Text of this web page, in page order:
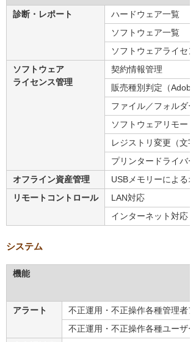
診断・レポート
ハードウェア一覧
ソフトウェア一覧
ソフトウェアライセ
ソフトウェア
ライセンス管理
契約情報管理
販売種別判定（
ファイル／フォルダー
ソフトウェアリモー
レジストリ変更（文字
プリンタードライバ
オフライン資産管理
USBメモリーによる
リモートコントロール
LAN対応
インターネット対応
システム
機能
アラート
不正運用・不正操作各種管理者ア
不正運用・不正操作各種ユーザー